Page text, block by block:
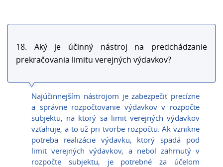
18. Aký je účinný nástroj na predchádzanie
prekračovania limitu verejných výdavkov?
Najúčinnejším nástrojom je zabezpečiť precízne
a správne rozpočtovanie výdavkov v rozpočte
subjektu, na ktorý sa limit verejných výdavkov
vzťahuje, a to už pri tvorbe rozpočtu. Ak vznikne
potreba realizácie výdavku, ktorý spadá pod
limit verejných výdavkov, a nebol zahrnutý v
rozpočte subjektu, je potrebné za účelom